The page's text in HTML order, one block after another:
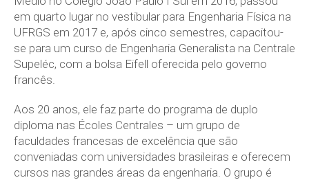
em quarto lugar no vestibular para Engenharia Física na
UFRGS em 2017 e, após cinco semestres, capacitou-
se para um curso de Engenharia Generalista na Centrale
Supeléc, com a bolsa Eifell oferecida pelo governo
francês.
Aos 20 anos, ele faz parte do programa de duplo
diploma nas Écoles Centrales – um grupo de
faculdades francesas de excelência que são
conveniadas com universidades brasileiras e oferecem
cursos nas grandes áreas da engenharia. O grupo é